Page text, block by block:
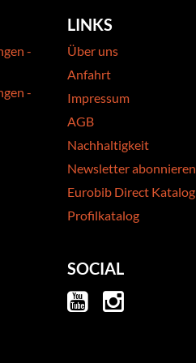
-
-
LINKS
Über uns
Anfahrt
Impressum
AGB
Nachhaltigkeit
Newsletter abonnieren
Eurobib Direct Katalog
Profilkatalog
SOCIAL